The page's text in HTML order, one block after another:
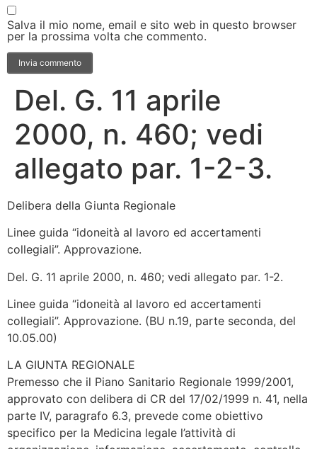
Salva il mio nome, email e sito web in questo browser
per la prossima volta che commento.
Del. G. 11 aprile
2000, n. 460; vedi
allegato par. 1-2-3.
Delibera della Giunta Regionale
Linee guida “idoneità al lavoro ed accertamenti
collegiali”. Approvazione.
Del. G. 11 aprile 2000, n. 460; vedi allegato par. 1-2.
Linee guida “idoneità al lavoro ed accertamenti
collegiali”. Approvazione. (BU n.19, parte seconda, del
10.05.00)
LA GIUNTA REGIONALE
Premesso che il Piano Sanitario Regionale 1999/2001,
approvato con delibera di CR del 17/02/1999 n. 41, nella
parte IV, paragrafo 6.3, prevede come obiettivo
specifico per la Medicina legale l’attività di